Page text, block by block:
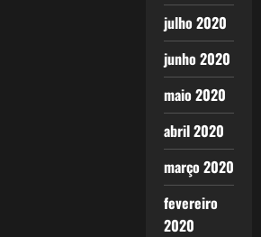
julho 2020
junho 2020
maio 2020
abril 2020
março 2020
fevereiro
2020